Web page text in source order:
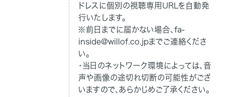
ドレスに個別の視聴専用URLを⾃動発
⾏いたします。
※前日までに届かない場合、fa-
inside@willof.co.jpまでご連絡くださ
い。
・当⽇のネットワーク環境によっては、⾳
声や画像の途切れ切断の可能性がござ
いますので、あらかじめご了承ください。